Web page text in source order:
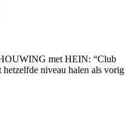
met HEIN: “Club
niveau halen als vorig